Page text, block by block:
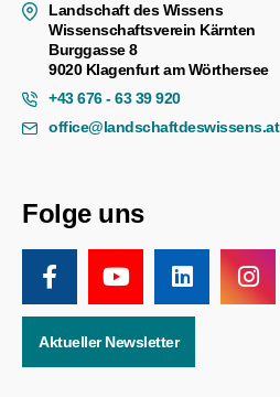
Landschaft des Wissens
Wissenschaftsverein Kärnten
Burggasse 8
9020 Klagenfurt am Wörthersee
+43 676 - 63 39 920
office@landschaftdeswissens.at
Folge uns
Aktueller Newsletter